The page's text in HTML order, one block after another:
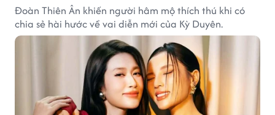
Đoàn Thiên Ân khiến người hâm mộ thích thú khi có
chia sẻ hài hước về vai diễn mới của Kỳ Duyên.